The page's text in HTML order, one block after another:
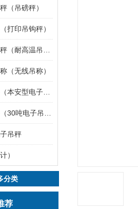
（吊磅秤）
打印吊钩秤）
（无线吊称）
吊秤
）
分类
荐